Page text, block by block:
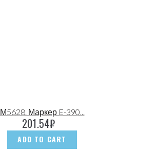
М5628. Маркер E-390...
201.54₽
ADD TO CART